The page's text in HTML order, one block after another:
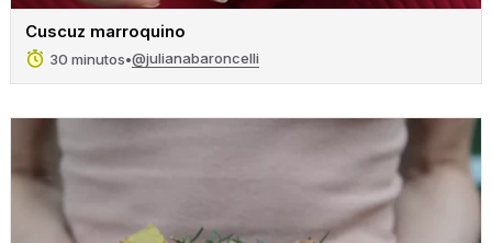
Cuscuz marroquino
30 minutos•@julianabaroncelli